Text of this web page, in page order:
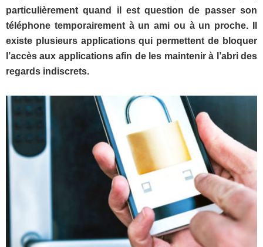
particulièrement quand il est question de passer son
téléphone temporairement à un ami ou à un proche. Il
existe plusieurs applications qui permettent de bloquer
l’accès aux applications afin de les maintenir à l’abri des
regards indiscrets.